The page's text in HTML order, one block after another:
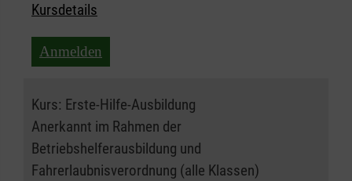
Kursdetails
Anmelden
Kurs: Erste-Hilfe-Ausbildung
Anerkannt im Rahmen der
Betriebshelferausbildung und
Fahrerlaubnisverordnung (alle Klassen)